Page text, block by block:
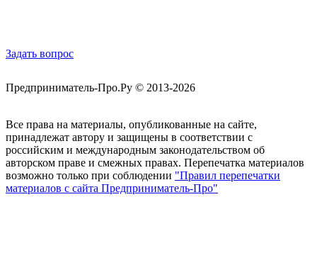
Задать вопрос
Предприниматель-Про.Ру © 2013-2026
Все права на материалы, опубликованные на сайте,
принадлежат автору и защищены в соответствии с
российским и международным законодательством об
авторском праве и смежных правах. Перепечатка материалов
возможно только при соблюдении "Правил перепечатки
материалов с сайта Предприниматель-Про"